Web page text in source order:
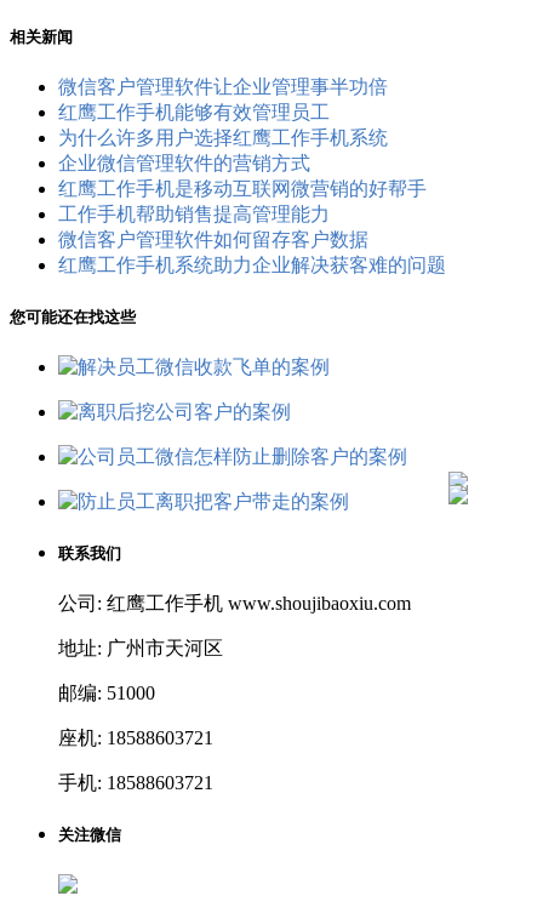
相关新闻
微信客户管理软件让企业管理事半功倍
红鹰工作手机能够有效管理员工
为什么许多用户选择红鹰工作手机系统
企业微信管理软件的营销方式
红鹰工作手机是移动互联网微营销的好帮手
工作手机帮助销售提高管理能力
微信客户管理软件如何留存客户数据
红鹰工作手机系统助力企业解决获客难的问题
您可能还在找这些
联系我们
公司: 红鹰工作手机 www.shoujibaoxiu.com
地址: 广州市天河区
邮编: 51000
座机: 18588603721
手机: 18588603721
关注微信